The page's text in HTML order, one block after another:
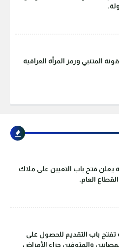
المتنبي ورمز المرأة العراقية
فتح باب التعيين على ملاك
العام.
تفتح باب التقديم للحصول على
والمتوفين جراء الأمراض